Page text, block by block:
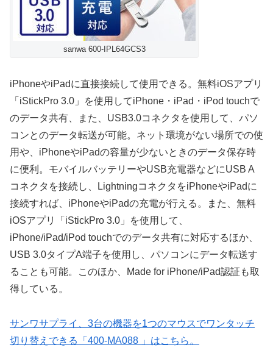
sanwa 600-IPL64GCS3
iPhoneやiPadに直接接続して使用できる。無料iOSアプリ
「iStickPro 3.0」を使用してiPhone・iPad・iPod touchで
のデータ共有、また、USB3.0コネクタを使用して、パソ
コンとのデータ転送が可能。ネット環境がない場所での使
用や、iPhoneやiPadの容量が少ないときのデータ保存時
に便利。モバイルバッテリーやUSB充電器などにUSB A
コネクタを接続し、LightningコネクタをiPhoneやiPadに
接続すれば、iPhoneやiPadの充電が行える。また、無料
iOSアプリ「iStickPro 3.0」を使用して、
iPhone/iPad/iPod touchでのデータ共有に対応するほか、
USB 3.0タイプA端子を使用し、パソコンにデータ転送す
ることも可能。このほか、Made for iPhone/iPad認証も取
得している。
サンワサプライ、3台の機器を1つのマウスでワンタッチ
切り替えできる「400-MA088 」はこちら。